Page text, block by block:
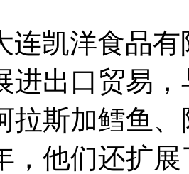
连凯洋食品
进出口贸易
拉斯加鳕鱼
，他们还扩